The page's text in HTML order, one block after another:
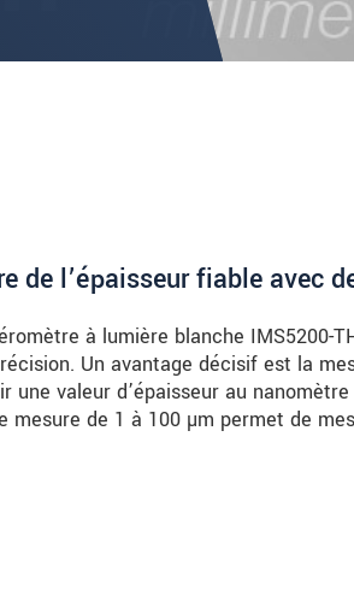
de l’épaisseur fiable avec
à lumière blanche IMS5200-
Un avantage décisif est la
une valeur d’épaisseur au
mesure de 1 à 100 µm permet de